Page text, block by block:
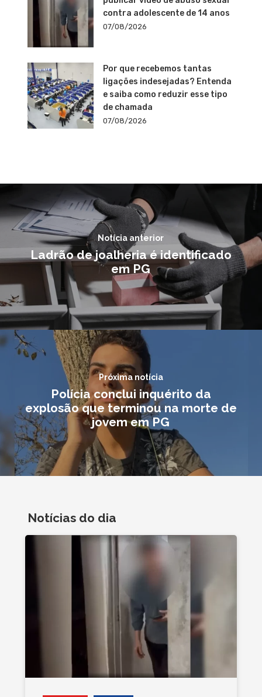
contra adolescente de 14 anos
07/08/2026
Por que recebemos tantas
ligações indesejadas? Entenda
e saiba como reduzir esse tipo
de chamada
07/08/2026
Notícia anterior
Ladrão de joalheria é identificado
em PG
Próxima notícia
Polícia conclui inquérito da
explosão que terminou na morte de
jovem em PG
Notícias do dia